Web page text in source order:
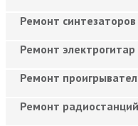
Ремонт синтезаторов
Ремонт электрогитар
Ремонт
Ремонт радиостанций